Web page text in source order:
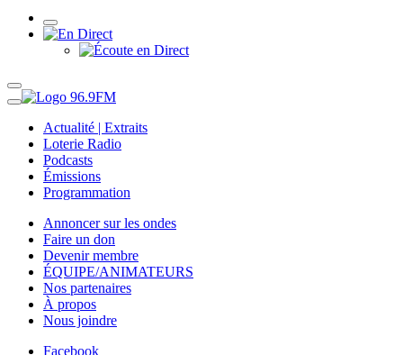
Actualité | Extraits
Loterie Radio
Podcasts
Émissions
Programmation
Annoncer sur les ondes
Faire un don
Devenir membre
ÉQUIPE/ANIMATEURS
Nos partenaires
À propos
Nous joindre
Facebook